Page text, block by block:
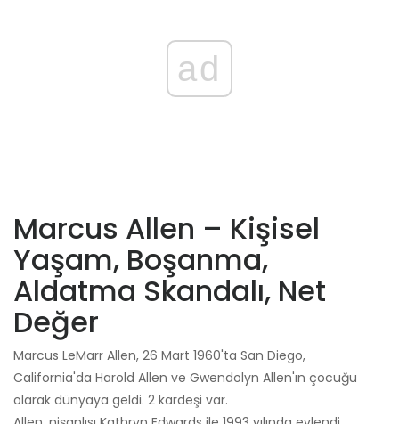
ad
Marcus Allen – Kişisel
Yaşam, Boşanma,
Aldatma Skandalı, Net
Değer
Marcus LeMarr Allen, 26 Mart 1960'ta San Diego,
California'da Harold Allen ve Gwendolyn Allen'ın çocuğu
olarak dünyaya geldi. 2 kardeşi var.